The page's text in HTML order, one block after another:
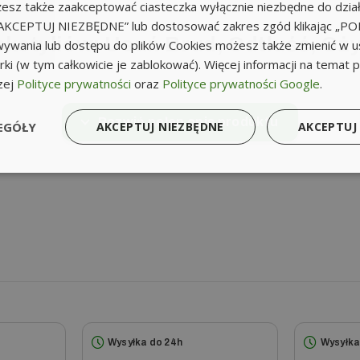
Usuń Brud, Odtłuść,
i Dywanów – Ożyw Kolory! Ten wyjątkowy preparat
właściwościom czyszczącym i odtłuszczającym,
Rozwiń pełen opis produktu
Wysyłka do 24h
także zaakceptować ciasteczka wyłącznie niezbędne do
NIEZBĘDNE” lub dostosować zakres zgód klikając
lub dostępu do plików Cookies możesz także zmienić w
(w tym całkowicie je zablokować). Więcej informacji na temat
Polityce prywatności oraz Polityce prywatności Google.
AKCEPTUJ NIEZBĘDNE